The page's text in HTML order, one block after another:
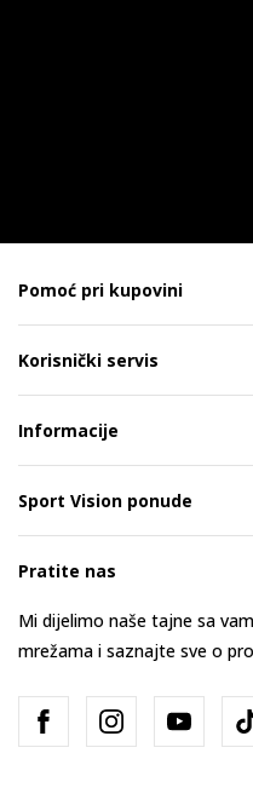
Pomoć pri kupovini
Korisnički servis
Informacije
Sport Vision ponude
Pratite nas
Mi dijelimo naše tajne sa
mrežama i saznajte sve o